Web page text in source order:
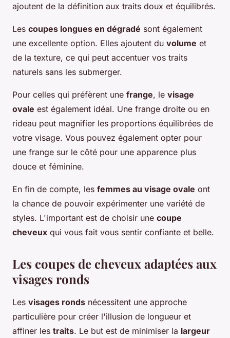
ajoutent de la définition aux traits doux et équilibrés.
Les coupes longues en dégradé sont également
une excellente option. Elles ajoutent du volume et
de la texture, ce qui peut accentuer vos traits
naturels sans les submerger.
Pour celles qui préfèrent une frange, le visage
ovale est également idéal. Une frange droite ou en
rideau peut magnifier les proportions équilibrées de
votre visage. Vous pouvez également opter pour
une frange sur le côté pour une apparence plus
douce et féminine.
En fin de compte, les femmes au visage ovale ont
la chance de pouvoir expérimenter une variété de
styles. L'important est de choisir une coupe
cheveux qui vous fait vous sentir confiante et belle.
Les coupes de cheveux adaptées aux
visages ronds
Les visages ronds nécessitent une approche
particulière pour créer l'illusion de longueur et
affiner les traits. Le but est de minimiser la largeur